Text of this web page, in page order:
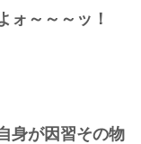
ォ～～～ッ！
身が因習その物